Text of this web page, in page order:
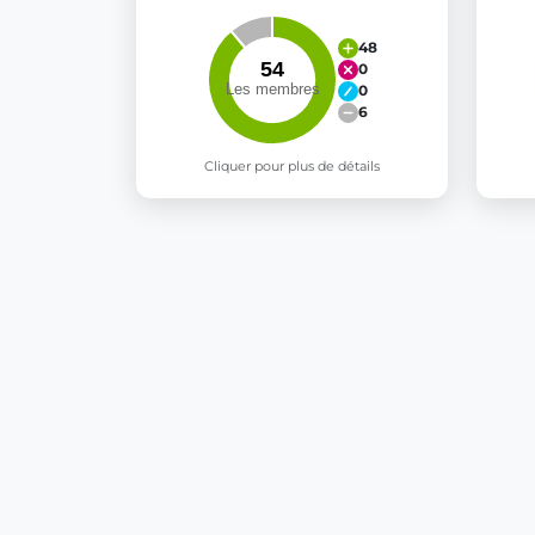
48
0
0
6
Cliquer pour plus de détails